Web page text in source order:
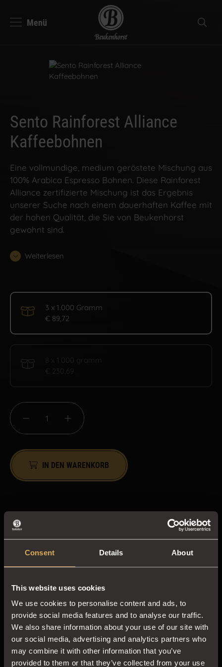
Consent Details About
This website uses cookies
We use cookies to personalise content and ads, to
provide social media features and to analyse our traffic.
We also share information about your use of our site with
our social media, advertising and analytics partners who
may combine it with other information that you’ve
provided to them or that they’ve collected from your use
Menü Suchen
Nederlands
Sento Rainforest Alliance
Kaffeebohnen
Eine vollmundige, medium geröstete Mischung aus
100% Arabica Espresso Bohnen. Diese Rainforest
Alliance zertifizierte Mischung ist das Ergebnis
unserer Suche nach einem dauerhaften Kaffee mit
der hohen Qualität, die Sie von Beukenhorst
gewohnt sind.
Weiterlesen
3 x 1.000 Gramm
€ 89,72
8 x 1.000 gramm
€ 230,69
IN DEN WARENKORB
GESCHMACK
Spezifikationen
Alliance:
Artikelnummer 1210
Nachhaltig